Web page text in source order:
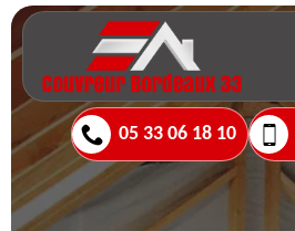
05 33 06 18 10